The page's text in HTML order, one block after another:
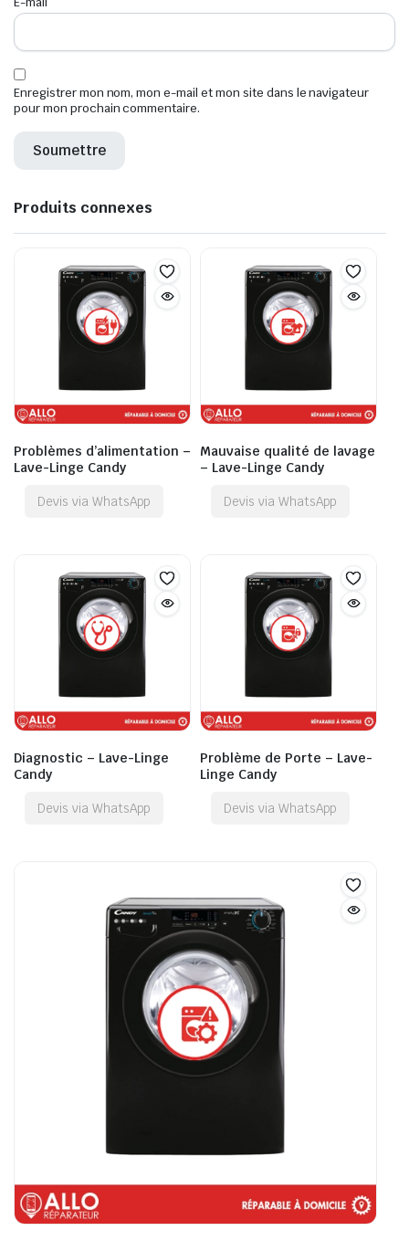
Enregistrer mon nom, mon e-mail et mon site dans le navigateur
pour mon prochain commentaire.
Produits connexes
Problèmes d’alimentation –
Lave-Linge Candy
Devis via WhatsApp
Mauvaise qualité de lavage
– Lave-Linge Candy
Devis via WhatsApp
Diagnostic – Lave-Linge
Candy
Devis via WhatsApp
Problème de Porte – Lave-
Linge Candy
Devis via WhatsApp